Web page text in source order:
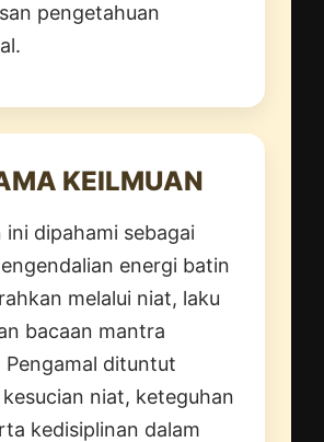
pengetahuan
KEILMUAN
ini dipahami sebagai
energi batin
melalui niat, laku
bacaan mantra
dituntut
niat, keteguhan
kedisiplinan dalam